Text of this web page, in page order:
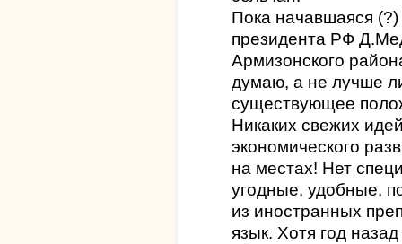
Пока начавшаяся
президента РФ
Армизонского
думаю, а не лучше
существующее
Никаких свежих
экономического
на местах! Нет
угодные, удобные,
из иностранных
язык. Хотя год